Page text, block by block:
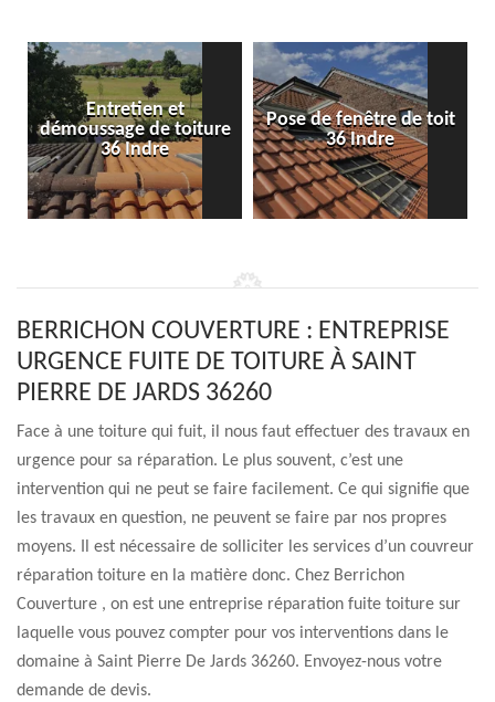
Entretien et
démoussage de toiture
36 Indre
Pose de fenêtre de toit
36 Indre
BERRICHON COUVERTURE : ENTREPRISE
URGENCE FUITE DE TOITURE À SAINT
PIERRE DE JARDS 36260
Face à une toiture qui fuit, il nous faut effectuer des travaux en
urgence pour sa réparation. Le plus souvent, c’est une
intervention qui ne peut se faire facilement. Ce qui signifie que
les travaux en question, ne peuvent se faire par nos propres
moyens. Il est nécessaire de solliciter les services d’un couvreur
réparation toiture en la matière donc. Chez Berrichon
Couverture , on est une entreprise réparation fuite toiture sur
laquelle vous pouvez compter pour vos interventions dans le
domaine à Saint Pierre De Jards 36260. Envoyez-nous votre
demande de devis.